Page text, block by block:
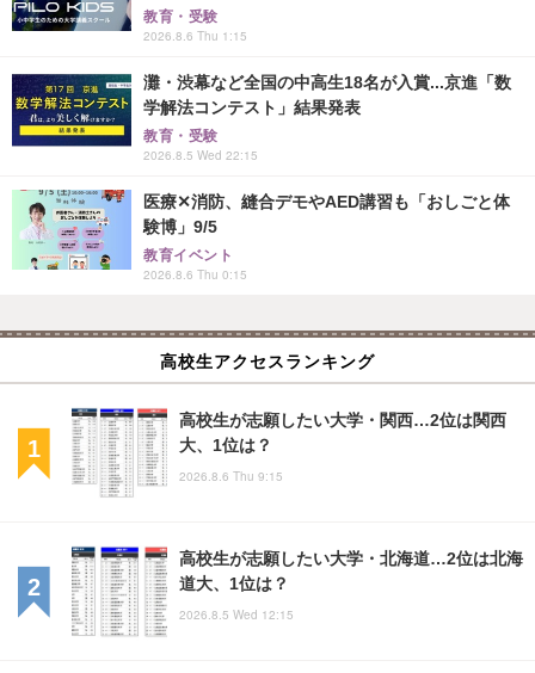
教育・受験
2026.8.6 Thu 1:15
灘・渋幕など全国の中高生18名が入賞...京進「数
学解法コンテスト」結果発表
教育・受験
2026.8.5 Wed 22:15
医療✕消防、縫合デモやAED講習も「おしごと体
験博」9/5
教育イベント
2026.8.6 Thu 0:15
高校生アクセスランキング
高校生が志願したい大学・関西…2位は関西
大、1位は？
2026.8.6 Thu 9:15
高校生が志願したい大学・北海道…2位は北海
道大、1位は？
2026.8.5 Wed 12:15